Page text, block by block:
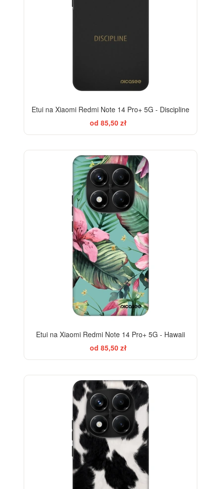
Etui na Xiaomi Redmi Note 14 Pro+ 5G - Discipline
od 85,50 zł
Etui na Xiaomi Redmi Note 14 Pro+ 5G - Hawaii
od 85,50 zł